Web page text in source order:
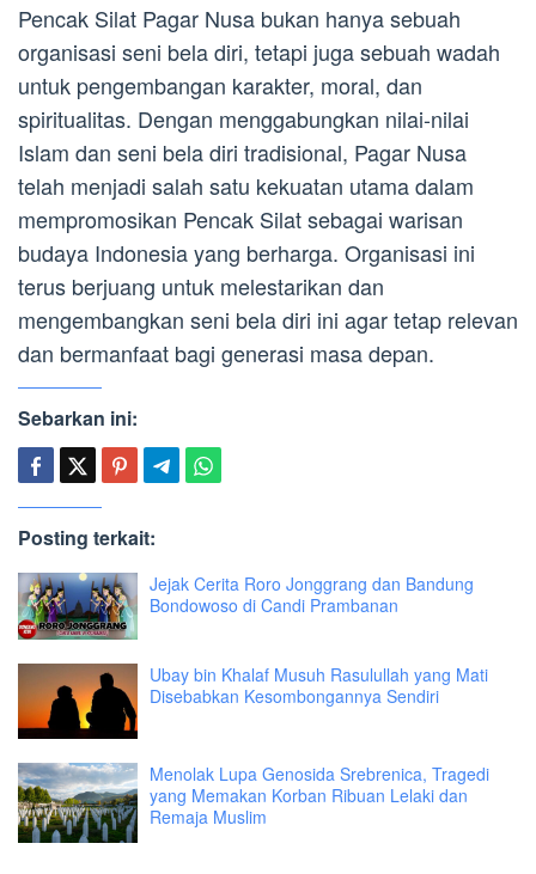
Pencak Silat Pagar Nusa bukan hanya sebuah
organisasi seni bela diri, tetapi juga sebuah wadah
untuk pengembangan karakter, moral, dan
spiritualitas. Dengan menggabungkan nilai-nilai
Islam dan seni bela diri tradisional, Pagar Nusa
telah menjadi salah satu kekuatan utama dalam
mempromosikan Pencak Silat sebagai warisan
budaya Indonesia yang berharga. Organisasi ini
terus berjuang untuk melestarikan dan
mengembangkan seni bela diri ini agar tetap relevan
dan bermanfaat bagi generasi masa depan.
Sebarkan ini:
Posting terkait:
Jejak Cerita Roro Jonggrang dan Bandung
Bondowoso di Candi Prambanan
Ubay bin Khalaf Musuh Rasulullah yang Mati
Disebabkan Kesombongannya Sendiri
Menolak Lupa Genosida Srebrenica, Tragedi
yang Memakan Korban Ribuan Lelaki dan
Remaja Muslim